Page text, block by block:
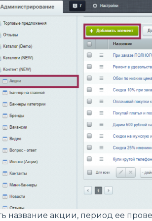
название акции, период ее